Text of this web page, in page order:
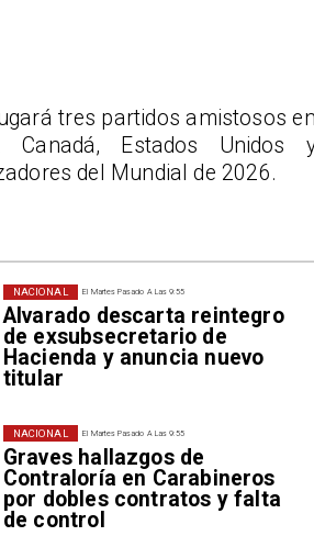
El Martes Pasado A Las 9:55
Alvarado descarta reintegro
de exsubsecretario de
Hacienda y anuncia nuevo
titular
NACIONAL
El Martes Pasado A Las 9:55
Graves hallazgos de
Contraloría en Carabineros
por dobles contratos y falta
de control
NACIONAL
tres partidos amistosos en
Canadá, Estados Unidos
del Mundial de 2026.